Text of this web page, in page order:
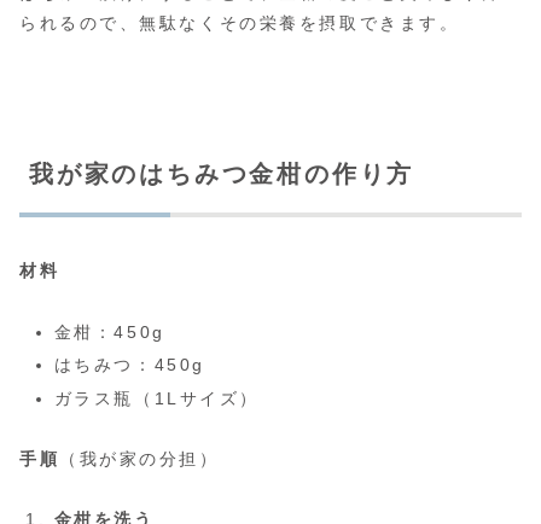
られるので、無駄なくその栄養を摂取できます。
我が家のはちみつ金柑の作り方
材料
金柑：450g
はちみつ：450g
ガラス瓶（1Lサイズ）
手順 （我が家の分担）
金柑を洗う